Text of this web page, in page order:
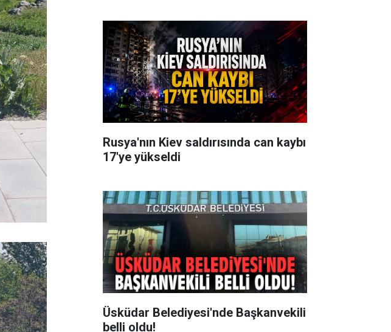
Rusya'nın Kiev saldırısında can kaybı
17'ye yükseldi
Üsküdar Belediyesi'nde Başkanvekili
belli oldu!